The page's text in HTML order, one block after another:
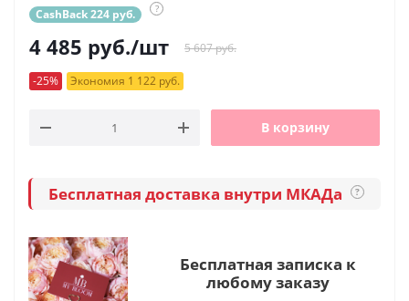
CashBack 224 руб. ?
4 485 руб./шт 5 607 руб.
-25% Экономия 1 122 руб.
В корзину
Бесплатная доставка внутри МКАДа ?
Бесплатная записка к
любому заказу